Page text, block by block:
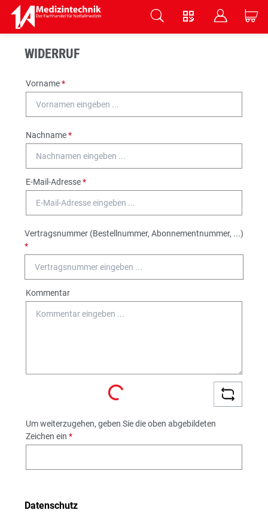
V B C
WIDERRUF
Vorname*
Nachname*
E-Mail-Adresse*
Vertragsnummer (Bestellnummer, Abonnementnummer, ...)
*
Kommentar
Loading...
Um weiterzugehen, geben Sie die oben abgebildeten
Zeichen ein *
Datenschutz